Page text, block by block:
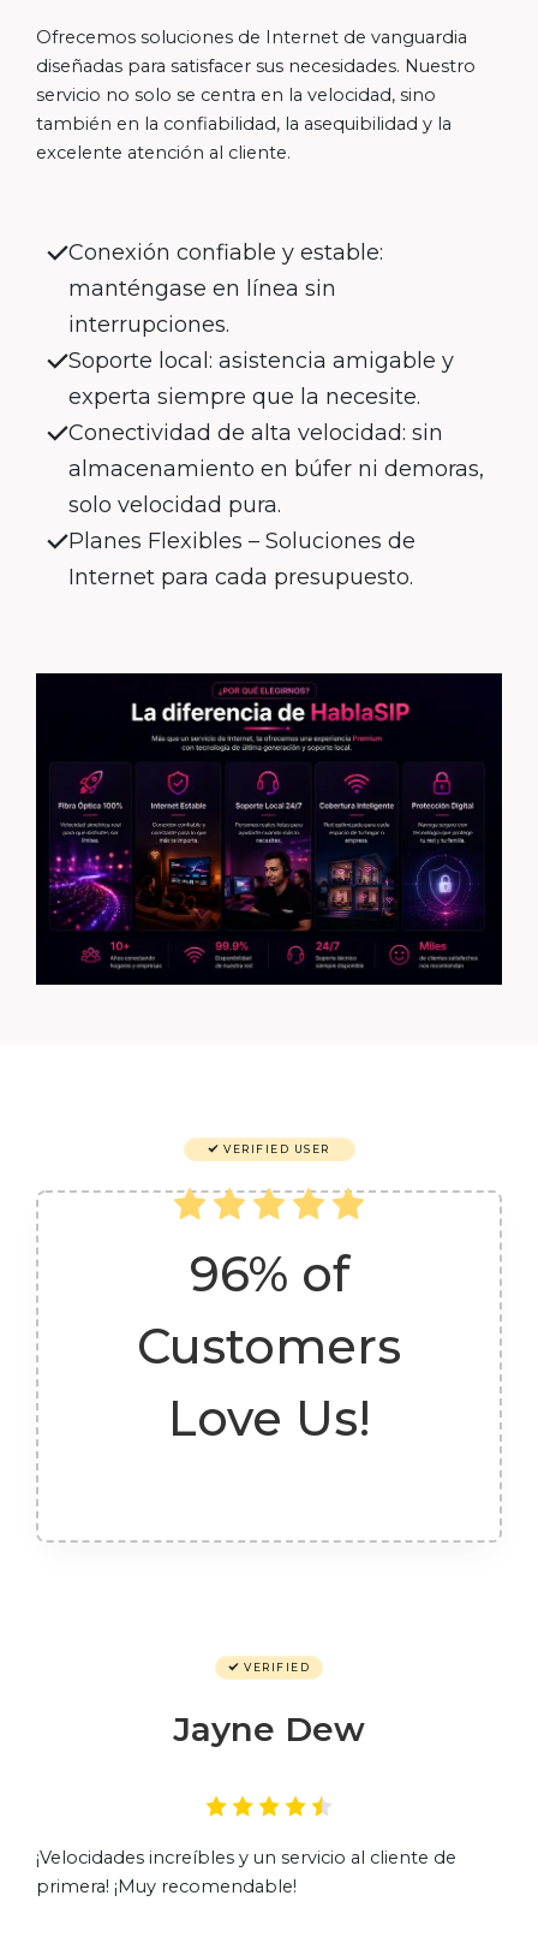
Ofrecemos soluciones de Internet de vanguardia
diseñadas para satisfacer sus necesidades. Nuestro
servicio no solo se centra en la velocidad, sino
también en la confiabilidad, la asequibilidad y la
excelente atención al cliente.
Conexión confiable y estable:
manténgase en línea sin
interrupciones.
Soporte local: asistencia amigable y
experta siempre que la necesite.
Conectividad de alta velocidad: sin
almacenamiento en búfer ni demoras,
solo velocidad pura.
Planes Flexibles – Soluciones de
Internet para cada presupuesto.
VERIFIED USER
96% of
Customers
Love Us!
VERIFIED
Jayne Dew
¡Velocidades increíbles y un servicio al cliente de
primera! ¡Muy recomendable!